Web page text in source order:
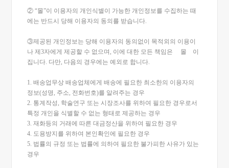
② “몰”이 이용자의 개인식별이 가능한 개인정보를 수집하는 때
에는 반드시 당해 이용자의 동의를 받습니다.
③제공된 개인정보는 당해 이용자의 동의없이 목적외의 이용이
나 제3자에게 제공할 수 없으며, 이에 대한 모든 책임은 몰 이
집니다. 다만, 다음의 경우에는 예외로 합니다.
1. 배송업무상 배송업체에게 배송에 필요한 최소한의 이용자의
정보(성명, 주소, 전화번호)를 알려주는 경우
2. 통계작성, 학술연구 또는 시장조사를 위하여 필요한 경우로서
특정 개인을 식별할 수 없는 형태로 제공하는 경우
3. 재화등의 거래에 따른 대금정산을 위하여 필요한 경우
4. 도용방지를 위하여 본인확인에 필요한 경우
5. 법률의 규정 또는 법률에 의하여 필요한 불가피한 사유가 있는
경우